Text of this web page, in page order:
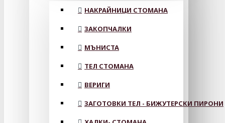
НАКРАЙНИЦИ СТОМАНА
ЗАКОПЧАЛКИ
МЪНИСТА
ТЕЛ СТОМАНА
ВЕРИГИ
ЗАГОТОВКИ ТЕЛ - БИЖУТЕРСКИ ПИРОНИ